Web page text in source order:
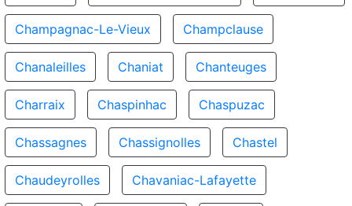
Champagnac-Le-Vieux Champclause
Chanaleilles Chaniat Chanteuges
Charraix Chaspinhac Chaspuzac
Chassagnes Chassignolles Chastel
Chaudeyrolles Chavaniac-Lafayette